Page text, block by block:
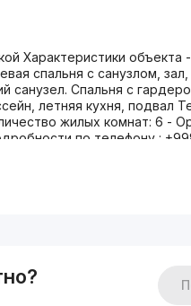
Характеристики объекта
спальня с санузлом,
санузел. Спальня с
летняя кухня, подвал
жилых комнат: 6 -
по телефону :